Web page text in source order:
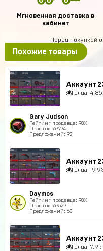
Мгновенная доставка в
кабинет
Перед покупкой
Похожие товары
Аккаунт
💰Голда:
Gary Judson
Рейтинг продавца: 98%
Отзывов: 67774
Предложений: 92
Аккаунт
💰Голда:
Daymos
Рейтинг продавца: 98%
Отзывов: 67527
Предложений: 68
Аккаунт
💰Голда: